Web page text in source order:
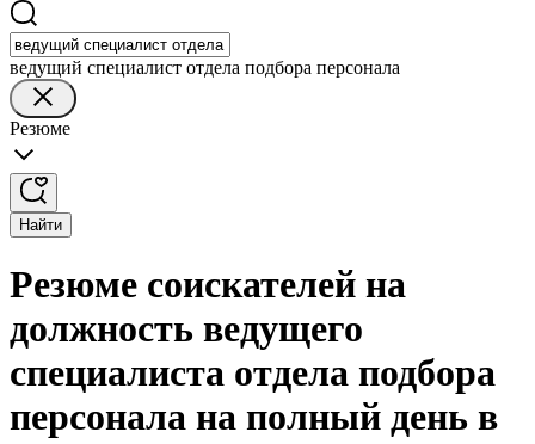
ведущий специалист отдела подбора персонала
Резюме
Найти
Резюме соискателей на
должность ведущего
специалиста отдела подбора
персонала на полный день в